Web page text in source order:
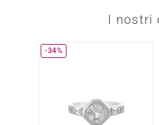
I nostri
-34%